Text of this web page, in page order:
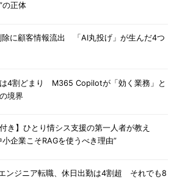
の正体
除に顧客情報流出 「AI丸投げ」が生んだ4つ
4割どまり M365 Copilotが「効く業務」と
境界
付き】ひとり情シス支援の第一人者が教え
小企業こそRAGを使うべき理由”
ンジニア転職、休日出勤は4割超 それでも8